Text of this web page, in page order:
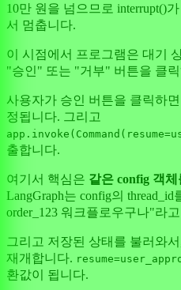
10만 원을 넘으므로 interrupt()
서 멈춥니다.
이 시점에서 프로그램은 대기
"승인" 또는 "거부" 버튼을 클
사용자가 승인 버튼을 클릭하면
정됩니다. 그리고
출합니다.
여기서 핵심은 같은 config 객
LangGraph는 config의
order_123 워크플로우구나"라
그리고 저장된 상태를 불러와
재개합니다.
환값이 됩니다.